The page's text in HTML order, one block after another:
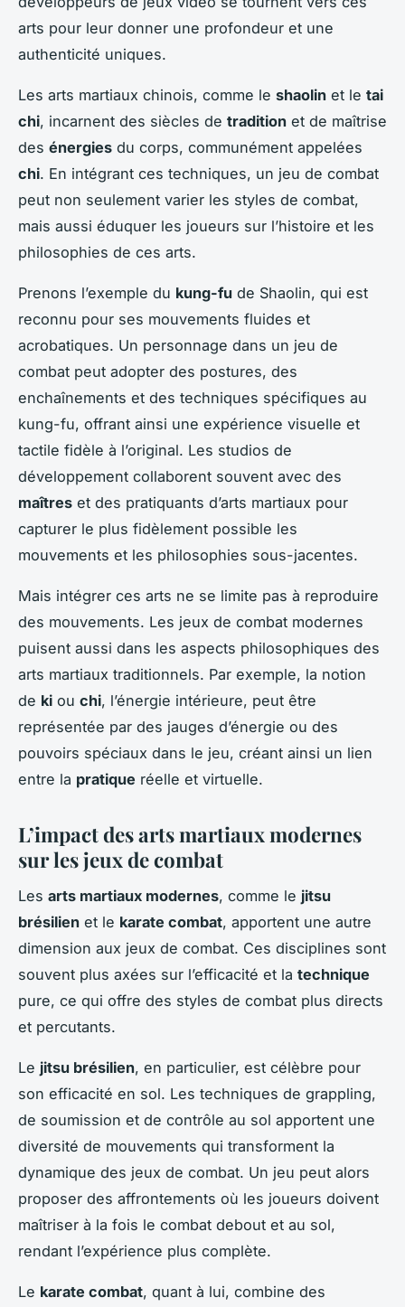
arts pour leur donner une profondeur et une
authenticité uniques.
Les arts martiaux chinois, comme le shaolin et le tai
chi, incarnent des siècles de tradition et de maîtrise
des énergies du corps, communément appelées
chi. En intégrant ces techniques, un jeu de combat
peut non seulement varier les styles de combat,
mais aussi éduquer les joueurs sur l’histoire et les
philosophies de ces arts.
Prenons l’exemple du kung-fu de Shaolin, qui est
reconnu pour ses mouvements fluides et
acrobatiques. Un personnage dans un jeu de
combat peut adopter des postures, des
enchaînements et des techniques spécifiques au
kung-fu, offrant ainsi une expérience visuelle et
tactile fidèle à l’original. Les studios de
développement collaborent souvent avec des
maîtres et des pratiquants d’arts martiaux pour
capturer le plus fidèlement possible les
mouvements et les philosophies sous-jacentes.
Mais intégrer ces arts ne se limite pas à reproduire
des mouvements. Les jeux de combat modernes
puisent aussi dans les aspects philosophiques des
arts martiaux traditionnels. Par exemple, la notion
de ki ou chi, l’énergie intérieure, peut être
représentée par des jauges d’énergie ou des
pouvoirs spéciaux dans le jeu, créant ainsi un lien
entre la pratique réelle et virtuelle.
L’impact des arts martiaux modernes
sur les jeux de combat
Les arts martiaux modernes, comme le jitsu
brésilien et le karate combat, apportent une autre
dimension aux jeux de combat. Ces disciplines sont
souvent plus axées sur l’efficacité et la technique
pure, ce qui offre des styles de combat plus directs
et percutants.
Le jitsu brésilien, en particulier, est célèbre pour
son efficacité en sol. Les techniques de grappling,
de soumission et de contrôle au sol apportent une
diversité de mouvements qui transforment la
dynamique des jeux de combat. Un jeu peut alors
proposer des affrontements où les joueurs doivent
maîtriser à la fois le combat debout et au sol,
rendant l’expérience plus complète.
Le karate combat, quant à lui, combine des